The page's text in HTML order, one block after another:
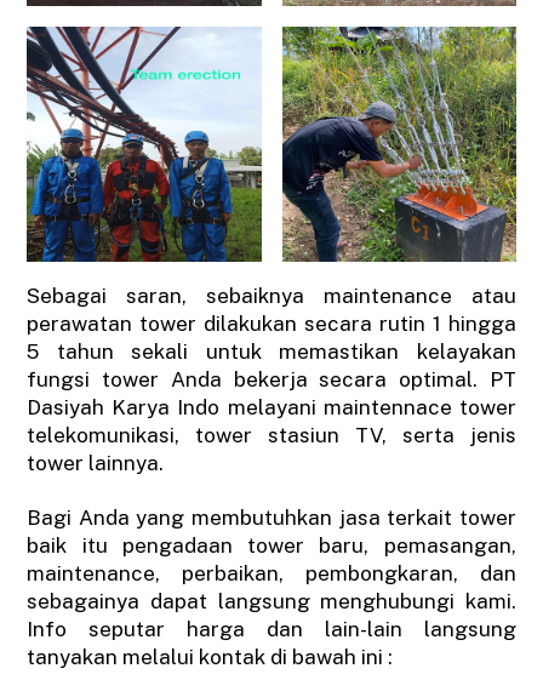
Sebagai saran, sebaiknya maintenance atau
perawatan tower dilakukan secara rutin 1 hingga
5 tahun sekali untuk memastikan kelayakan
fungsi tower Anda bekerja secara optimal. PT
Dasiyah Karya Indo melayani maintennace tower
telekomunikasi, tower stasiun TV, serta jenis
tower lainnya.
Bagi Anda yang membutuhkan jasa terkait tower
baik itu pengadaan tower baru, pemasangan,
maintenance, perbaikan, pembongkaran, dan
sebagainya dapat langsung menghubungi kami.
Info seputar harga dan lain-lain langsung
tanyakan melalui kontak di bawah ini :